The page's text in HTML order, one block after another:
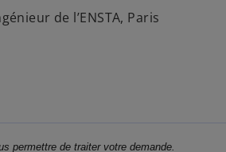
de l’ENSTA, Paris